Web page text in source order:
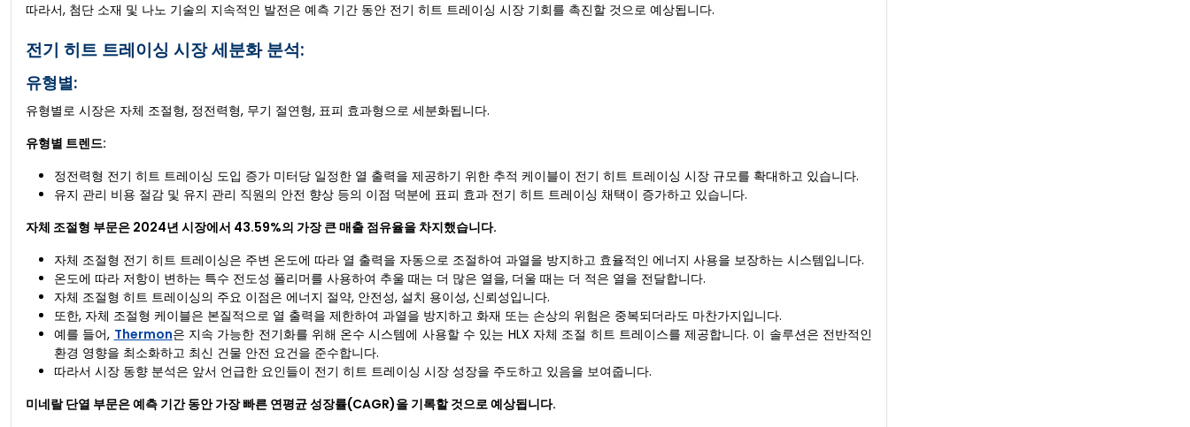
따라서, 첨단 소재 및 나노 기술의 지속적인 발전은 예측 기간 동안 전기 히트 트레이싱 시장 기회를 촉진할 것으로 예상됩니다.
전기 히트 트레이싱 시장 세분화 분석:
유형별:
유형별로 시장은 자체 조절형, 정전력형, 무기 절연형, 표피 효과형으로 세분화됩니다.
유형별 트렌드:
정전력형 전기 히트 트레이싱 도입 증가 미터당 일정한 열 출력을 제공하기 위한 추적 케이블이 전기 히트 트레이싱 시장 규모를 확대하고 있습니다.
유지 관리 비용 절감 및 유지 관리 직원의 안전 향상 등의 이점 덕분에 표피 효과 전기 히트 트레이싱 채택이 증가하고 있습니다.
자체 조절형 부문은 2024년 시장에서 43.59%의 가장 큰 매출 점유율을 차지했습니다.
자체 조절형 전기 히트 트레이싱은 주변 온도에 따라 열 출력을 자동으로 조절하여 과열을 방지하고 효율적인 에너지 사용을 보장하는 시스템입니다.
온도에 따라 저항이 변하는 특수 전도성 폴리머를 사용하여 추울 때는 더 많은 열을, 더울 때는 더 적은 열을 전달합니다.
자체 조절형 히트 트레이싱의 주요 이점은 에너지 절약, 안전성, 설치 용이성, 신뢰성입니다.
또한, 자체 조절형 케이블은 본질적으로 열 출력을 제한하여 과열을 방지하고 화재 또는 손상의 위험은 중복되더라도 마찬가지입니다.
예를 들어, Thermon은 지속 가능한 전기화를 위해 온수 시스템에 사용할 수 있는 HLX 자체 조절 히트 트레이스를 제공합니다. 이 솔루션은 전반적인
환경 영향을 최소화하고 최신 건물 안전 요건을 준수합니다.
따라서 시장 동향 분석은 앞서 언급한 요인들이 전기 히트 트레이싱 시장 성장을 주도하고 있음을 보여줍니다.
미네랄 단열 부문은 예측 기간 동안 가장 빠른 연평균 성장률(CAGR)을 기록할 것으로 예상됩니다.